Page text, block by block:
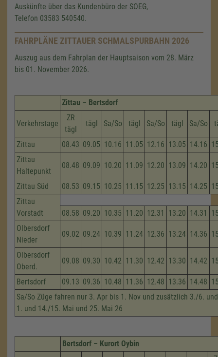
Auskünfte über das Kundenbüro der SOEG,
Telefon 03583 540540.
FAHRPLÄNE ZITTAUER SCHMALSPURBAHN 2026
Auszug aus dem Fahrplan der Hauptsaison vom 28. März
bis 01. November 2026.
Zittau – Bertsdorf
Verkehrstage
ZR
tägl
tägl Sa/So tägl Sa/So tägl Sa/So
Zittau 08.43 09.05 10.16 11.05 12.16 13.05 14.16
Zittau
Haltepunkt
08.48 09.09 10.20 11.09 12.20 13.09 14.20
Zittau Süd 08.53 09.15 10.25 11.15 12.25 13.15 14.25
Zittau
Vorstadt
08.58 09.20 10.35 11.20 12.31 13.20 14.31
Olbersdorf
Nieder
09.02 09.24 10.39 11.24 12.36 13.24 14.36
Olbersdorf
Oberd.
09.08 09.30 10.42 11.30 12.42 13.30 14.42
Bertsdorf 09.13 09.36 10.48 11.36 12.48 13.36 14.48
Sa/So Züge fahren nur 3. Apr bis 1. Nov und zusätzlich 3./6.
1. und 14./15. Mai und 25. Mai 26
Bertsdorf – Kurort Oybin